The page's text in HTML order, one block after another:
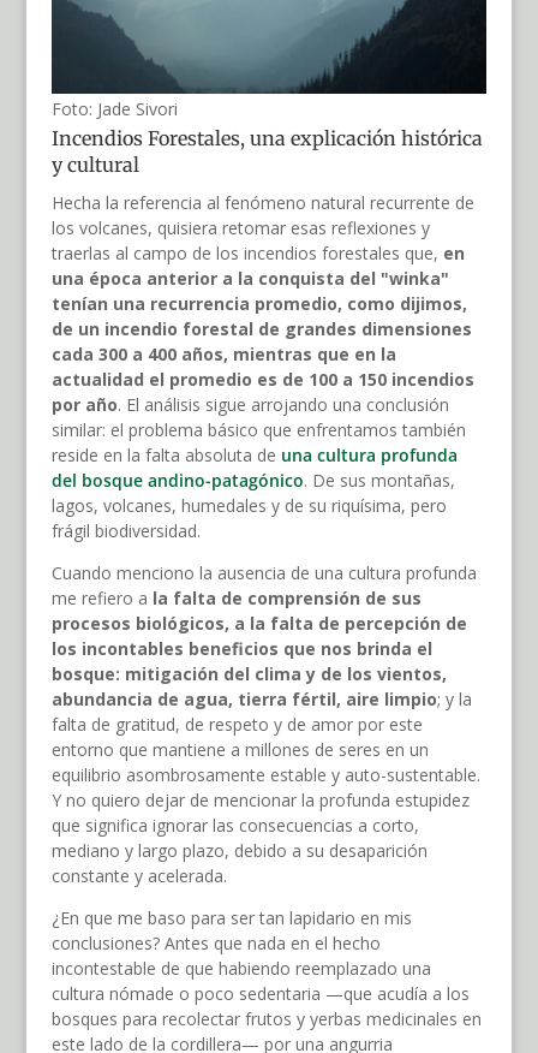
Foto: Jade Sivori
Incendios Forestales, una explicación histórica
y cultural
Hecha la referencia al fenómeno natural recurrente de
los volcanes, quisiera retomar esas reflexiones y
traerlas al campo de los incendios forestales que, en
una época anterior a la conquista del "winka"
tenían una recurrencia promedio, como dijimos,
de un incendio forestal de grandes dimensiones
cada 300 a 400 años, mientras que en la
actualidad el promedio es de 100 a 150 incendios
por año. El análisis sigue arrojando una conclusión
similar: el problema básico que enfrentamos también
reside en la falta absoluta de una cultura profunda
del bosque andino-patagónico. De sus montañas,
lagos, volcanes, humedales y de su riquísima, pero
frágil biodiversidad.
Cuando menciono la ausencia de una cultura profunda
me refiero a la falta de comprensión de sus
procesos biológicos, a la falta de percepción de
los incontables beneficios que nos brinda el
bosque: mitigación del clima y de los vientos,
abundancia de agua, tierra fértil, aire limpio; y la
falta de gratitud, de respeto y de amor por este
entorno que mantiene a millones de seres en un
equilibrio asombrosamente estable y auto-sustentable.
Y no quiero dejar de mencionar la profunda estupidez
que significa ignorar las consecuencias a corto,
mediano y largo plazo, debido a su desaparición
constante y acelerada.
¿En que me baso para ser tan lapidario en mis
conclusiones? Antes que nada en el hecho
incontestable de que habiendo reemplazado una
cultura nómade o poco sedentaria —que acudía a los
bosques para recolectar frutos y yerbas medicinales en
este lado de la cordillera— por una angurria